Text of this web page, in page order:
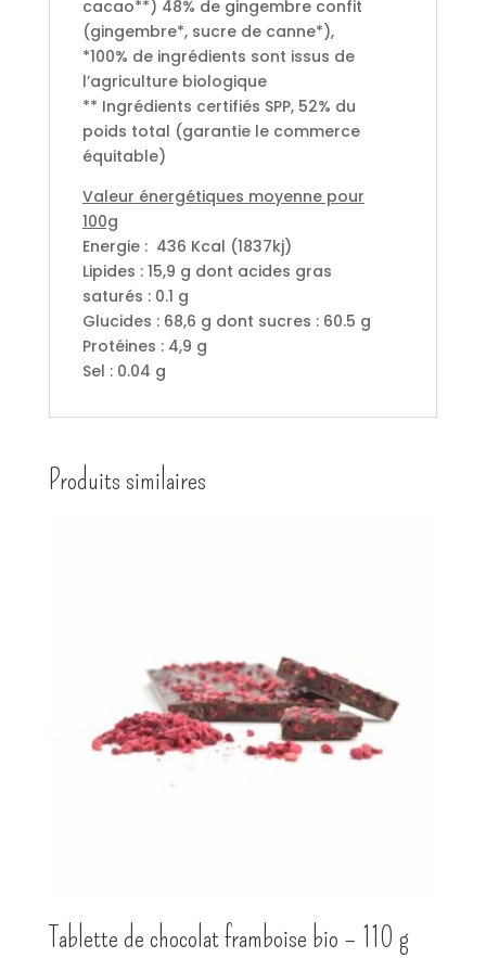
cacao**) 48% de gingembre confit
(gingembre*, sucre de canne*),
*100% de ingrédients sont issus de
l’agriculture biologique
** Ingrédients certifiés SPP, 52% du
poids total (garantie le commerce
équitable)
Valeur énergétiques moyenne pour
100g
Energie : 436 Kcal (1837kj)
Lipides : 15,9 g dont acides gras
saturés : 0.1 g
Glucides : 68,6 g dont sucres : 60.5 g
Protéines : 4,9 g
Sel : 0.04 g
Produits similaires
Tablette de chocolat framboise bio – 110 g